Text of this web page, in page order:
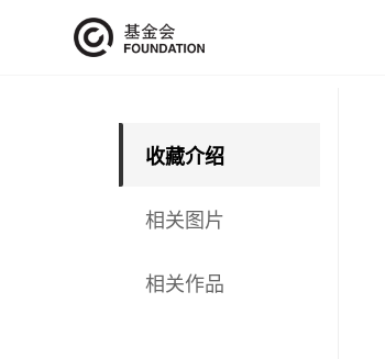
收藏介绍
相关图片
相关作品